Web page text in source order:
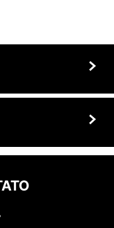
capacitados
e acessórios agrícolas